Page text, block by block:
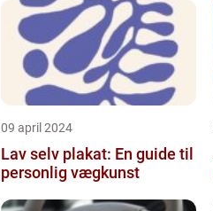
09 april 2024
Lav selv plakat: En guide til
personlig vægkunst